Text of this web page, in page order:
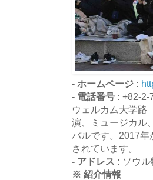
- ホームページ :
- 電話番号 : +82-2-
ウェルカム大学路
演、ミュージカル
バルです。2017年
されています。
- アドレス : ソウ
※ 紹介情報